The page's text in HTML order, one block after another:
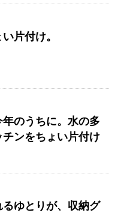
片付け。
のうちに。水の多
ンをちょい片付け
ゆとりが、収納グ